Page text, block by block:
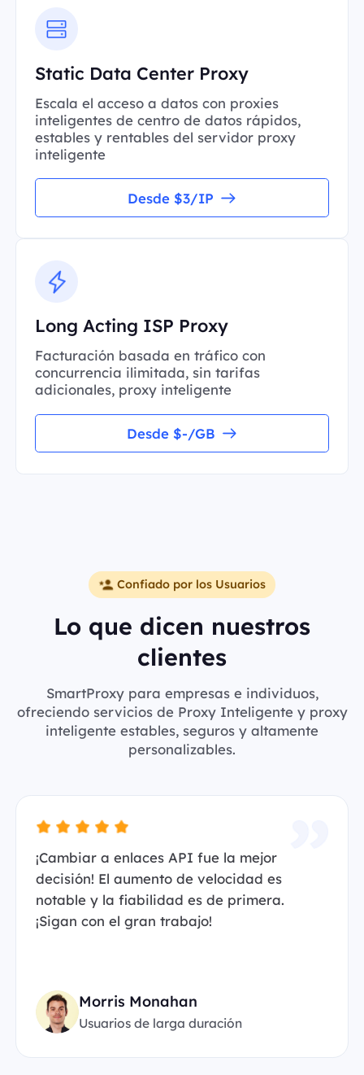
Static Data Center Proxy
Escala el acceso a datos con proxies
inteligentes de centro de datos rápidos,
estables y rentables del servidor proxy
inteligente
Desde $3/IP
Long Acting ISP Proxy
Facturación basada en tráfico con
concurrencia ilimitada, sin tarifas
adicionales, proxy inteligente
Desde $-/GB
Confiado por los Usuarios
Lo que dicen nuestros
clientes
SmartProxy para empresas e individuos,
ofreciendo servicios de Proxy Inteligente y proxy
inteligente estables, seguros y altamente
personalizables.
¡Cambiar a enlaces API fue la mejor
decisión! El aumento de velocidad es
notable y la fiabilidad es de primera.
¡Sigan con el gran trabajo!
Morris Monahan
Usuarios de larga duración